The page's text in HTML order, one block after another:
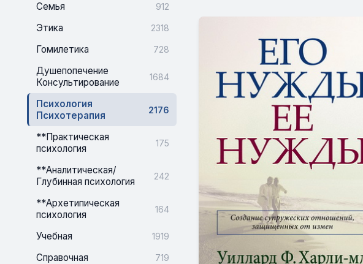
Семья 912
Этика 2318
Гомилетика 728
Душепопечение
Консультирование
1684
Психология
Психотерапия
2176
**Практическая
психология
175
**Аналитическая/
Глубинная психология
242
**Архетипическая
психология
164
Учебная 1919
Справочная 719